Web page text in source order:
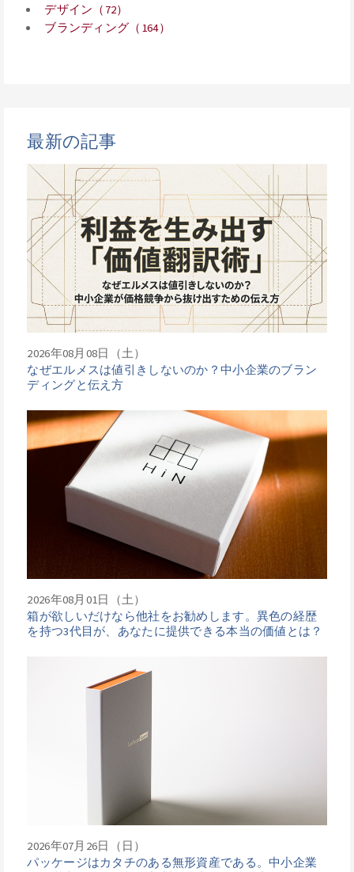
デザイン（72）
ブランディング（164）
最新の記事
2026年08月08日（土）
なぜエルメスは値引きしないのか？中小企業のブラン
ディングと伝え方
2026年08月01日（土）
箱が欲しいだけなら他社をお勧めします。異色の経歴
を持つ3代目が、あなたに提供できる本当の価値とは？
2026年07月26日（日）
パッケージはカタチのある無形資産である。中小企業